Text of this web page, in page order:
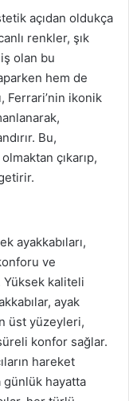
açıdan oldukça
renkler, şık
olan bu
hem de
Ferrari’nin ikonik
Bu,
çıkarıp,
ayakkabıları,
ve
kaliteli
ayak
üst yüzeyleri,
konfor sağlar.
hareket
günlük hayatta